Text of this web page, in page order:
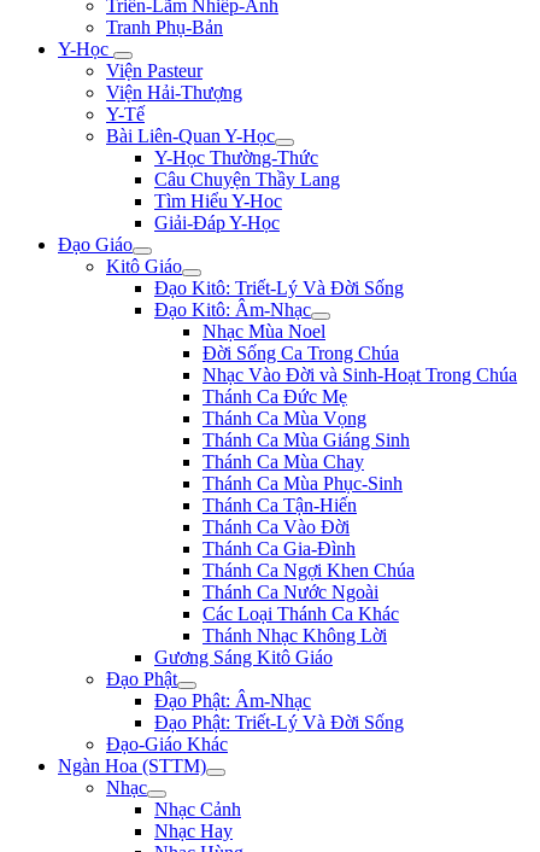
Triển-Lãm Nhiếp-Ảnh
Tranh Phụ-Bản
Y-Học
Viện Pasteur
Viện Hải-Thượng
Y-Tế
Bài Liên-Quan Y-Học
Y-Học Thường-Thức
Câu Chuyện Thầy Lang
Tìm Hiểu Y-Hoc
Giải-Đáp Y-Học
Đạo Giáo
Kitô Giáo
Đạo Kitô: Triết-Lý Và Đời Sống
Đạo Kitô: Âm-Nhạc
Nhạc Mùa Noel
Đời Sống Ca Trong Chúa
Nhạc Vào Đời và Sinh-Hoạt Trong Chúa
Thánh Ca Đức Mẹ
Thánh Ca Mùa Vọng
Thánh Ca Mùa Giáng Sinh
Thánh Ca Mùa Chay
Thánh Ca Mùa Phục-Sinh
Thánh Ca Tận-Hiến
Thánh Ca Vào Đời
Thánh Ca Gia-Đình
Thánh Ca Ngợi Khen Chúa
Thánh Ca Nước Ngoài
Các Loại Thánh Ca Khác
Thánh Nhạc Không Lời
Gương Sáng Kitô Giáo
Đạo Phật
Đạo Phật: Âm-Nhạc
Đạo Phật: Triết-Lý Và Đời Sống
Đạo-Giáo Khác
Ngàn Hoa (STTM)
Nhạc
Nhạc Cảnh
Nhạc Hay